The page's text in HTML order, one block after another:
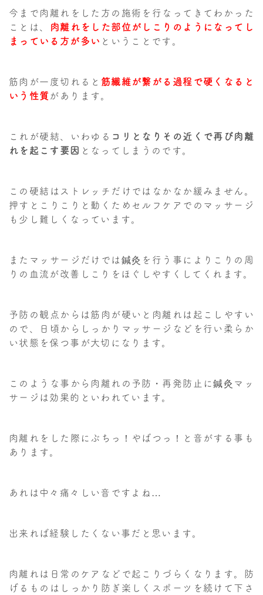
今まで肉離れをした方の施術を行なってきてわかった
ことは、
肉離れをした部位がしこりのようになってし
まっている方が多い ということです。
筋肉が一度切れると 筋繊維が繋がる過程で硬くなると
いう性質があります。
これが硬結、いわゆる コリとなりその近くで再び肉離
れを起こす要因 となってしまうのです。
この硬結はストレッチだけではなかなか緩みません。
押すとこりこりと動くためセルフケアでのマッサージ
も少し難しくなっています。
またマッサージだけでは鍼灸を行う事によりこりの周
りの血流が改善しこりをほぐしやすくしてくれます。
予防の観点からは筋肉が硬いと肉離れは起こしやすい
ので、日頃からしっかりマッサージなどを行い柔らか
い状態を保つ事が大切になります。
このような事から肉離れの予防・再発防止に鍼灸マッ
サージは効果的といわれています。
肉離れをした際にぶちっ！やばつっ！と音がする事も
あります。
あれは中々痛々しい音ですよね…
出来れば経験したくない事だと思います。
肉離れは日常のケアなどで起こりづらくなります。防
げるものはしっかり防ぎ楽しくスポーツを続けて下さ